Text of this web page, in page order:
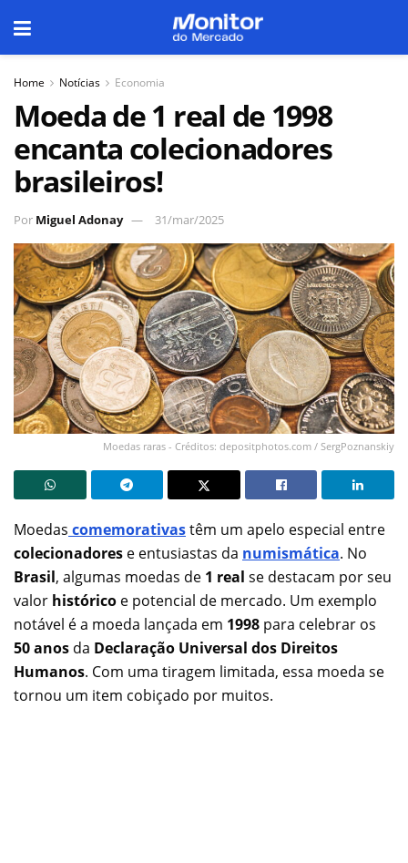
Home Notícias Economia
Moeda de 1 real de 1998
encanta colecionadores
brasileiros!
Por Miguel Adonay 31/mar/2025
Moedas raras - Créditos: depositphotos.com / SergPoznanskiy
Moedas comemorativastêm um apelo especial entre
colecionadores e entusiastas da numismática. No
Brasil, algumas moedas de 1 real se destacam por seu
valor histórico e potencial de mercado. Um exemplo
notável é a moeda lançada em 1998 para celebrar os
50 anos da Declaração Universal dos Direitos
Humanos. Com uma tiragem limitada, essa moeda se
tornou um item cobiçado por muitos.